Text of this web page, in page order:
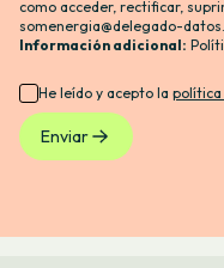
como acceder, rectificar,
somenergia@delegado-
Información adicional:
He leído y acepto la política
Enviar